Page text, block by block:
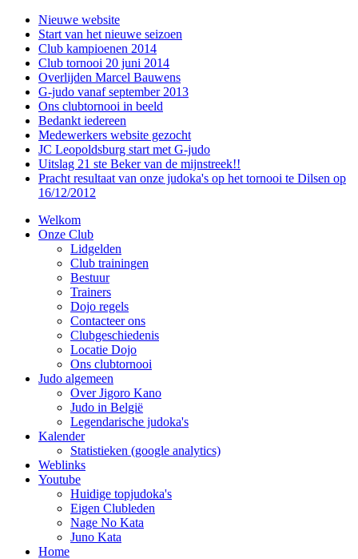
Nieuwe website
Start van het nieuwe seizoen
Club kampioenen 2014
Club tornooi 20 juni 2014
Overlijden Marcel Bauwens
G-judo vanaf september 2013
Ons clubtornooi in beeld
Bedankt iedereen
Medewerkers website gezocht
JC Leopoldsburg start met G-judo
Uitslag 21 ste Beker van de mijnstreek!!
Pracht resultaat van onze judoka's op het tornooi te Dilsen op
16/12/2012
Welkom
Onze Club
Lidgelden
Club trainingen
Bestuur
Trainers
Dojo regels
Contacteer ons
Clubgeschiedenis
Locatie Dojo
Ons clubtornooi
Judo algemeen
Over Jigoro Kano
Judo in België
Legendarische judoka's
Kalender
Statistieken (google analytics)
Weblinks
Youtube
Huidige topjudoka's
Eigen Clubleden
Nage No Kata
Juno Kata
Home